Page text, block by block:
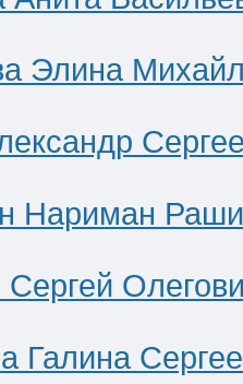
Элина
Нариман
Сергей
Галина